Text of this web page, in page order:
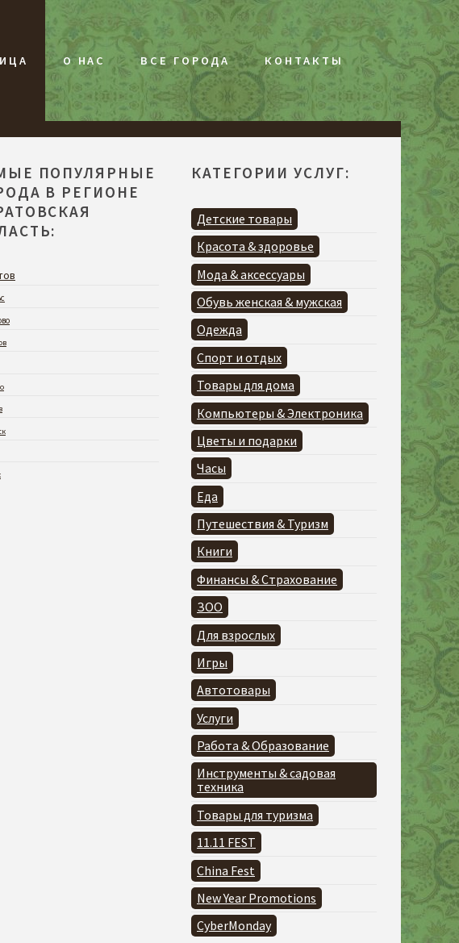
О НАС ВСЕ ГОРОДА КОНТАКТЫ
ПОПУЛЯРНЫЕ
В РЕГИОНЕ
КАТЕГОРИИ УСЛУГ:
Детские товары
Красота & здоровье
Мода & аксессуары
Обувь женская & мужская
Одежда
Спорт и отдых
Товары для дома
Компьютеры & Электроника
Цветы и подарки
Часы
Еда
Путешествия & Туризм
Книги
Финансы & Страхование
ЗОО
Для взрослых
Игры
Автотовары
Услуги
Работа & Образование
Инструменты & садовая
техника
Товары для туризма
11.11 FEST
China Fest
New Year Promotions
CyberMonday